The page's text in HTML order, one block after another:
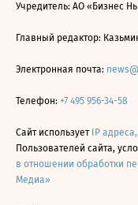
Учредитель: АО «Бизнес
Главный редактор:
Электронная почта:
Телефон: +7 495 956-34-58
Сайт использует IP
Пользователей сайта,
в отношении обработки
Медиа»